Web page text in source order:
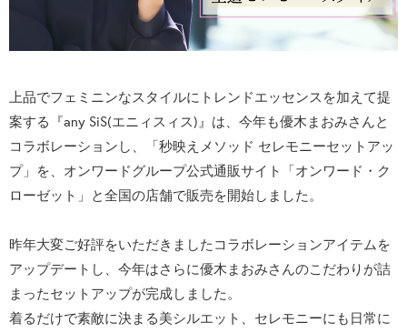
上品でフェミニンなスタイルにトレンドエッセンスを加えて提
案する『any SiS(エニィスィス)』は、今年も優木まおみさんと
コラボレーションし、「秒映えメソッド セレモニーセットアッ
プ」を、オンワードグループ公式通販サイト「オンワード・ク
ローゼット」と全国の店舗で販売を開始しました。
昨年大変ご好評をいただきましたコラボレーションアイテムを
アップデートし、今年はさらに優木まおみさんのこだわりが詰
まったセットアップが完成しました。
着るだけで素敵に決まる美シルエット、セレモニーにも日常に